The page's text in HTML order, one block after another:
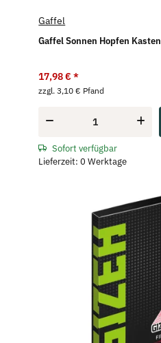
Gaffel
Gaffel Sonnen Hopfen
17,98 €*
zzgl. 3,10 € Pfand
Sofort verfügbar
Lieferzeit: 0 Werktage